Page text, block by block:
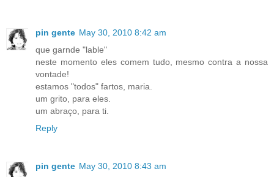
pin gente May 30, 2010 8:42 am
que garnde "lable"
neste momento eles comem tudo, mesmo contra a nossa
vontade!
estamos "todos" fartos, maria.
um grito, para eles.
um abraço, para ti.
Reply
pin gente May 30, 2010 8:43 am